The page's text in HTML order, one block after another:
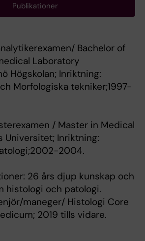
Publikationer
Bachelor of
Laboratory
Högskolan; Inriktning:
Morfologiska tekniker;1997-
/ Master in Medical
Universitet; Inriktning:
2004.
26 års djup kunskap och
histologi och patologi.
maneger/ Histologi Core
2019 tills vidare.